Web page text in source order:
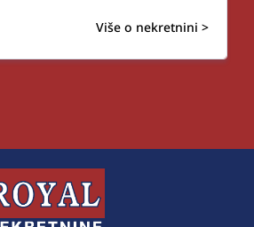
Više o nekretnini >